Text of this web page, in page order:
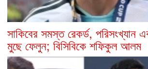
সাকিবের সমস্ত রেকর্ড, পরিসংখ্যান
মুছে ফেলুন; বিসিবিকে শফিকুল আলম